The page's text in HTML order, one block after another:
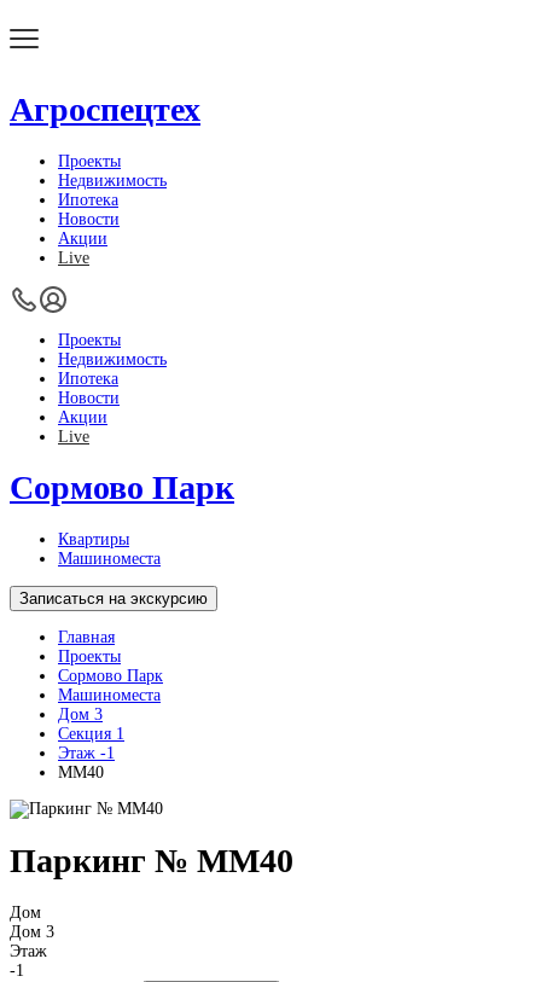
Агроспецтех
Проекты
Недвижимость
Ипотека
Новости
Акции
Live
Проекты
Недвижимость
Ипотека
Новости
Акции
Live
Сормово Парк
Квартиры
Машиноместа
Записаться на экскурсию
Главная
Проекты
Сормово Парк
Машиноместа
Дом 3
Секция 1
Этаж -1
ММ40
Паркинг № ММ40
Дом
Дом 3
Этаж
-1